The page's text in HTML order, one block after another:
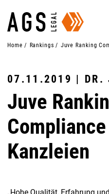
Home Rankings Juve Ranking
07.11.2019 | DR.
Juve
Kanzleien